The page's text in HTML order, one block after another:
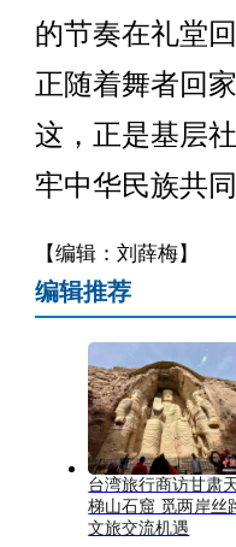
的节奏在礼堂
正随着舞者回
这，正是基层
牢中华民族共
【编辑：刘薛梅】
编辑推荐
台湾旅行商访甘肃
梯山石窟 觅两岸丝
文旅交流机遇